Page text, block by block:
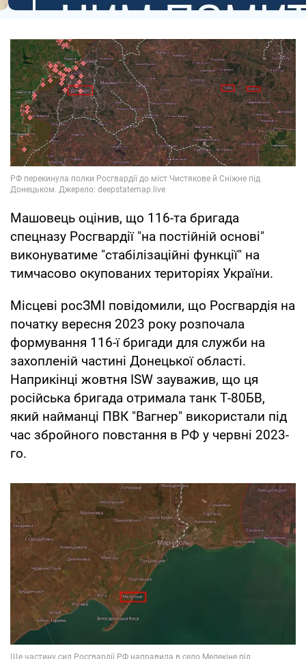
Машовець оцінив, що 116-та бригада
спецназу Росгвардії "на постійній основі"
виконуватиме "стабілізаційні функції" на
тимчасово окупованих територіях України.
Місцеві росЗМІ повідомили, що Росгвардія на
початку вересня 2023 року розпочала
формування 116-ї бригади для служби на
захопленій частині Донецької області.
Наприкінці жовтня ISW зауважив, що ця
російська бригада отримала танк Т-80БВ,
який найманці ПВК "Вагнер" використали під
час збройного повстання в РФ у червні 2023-
го.